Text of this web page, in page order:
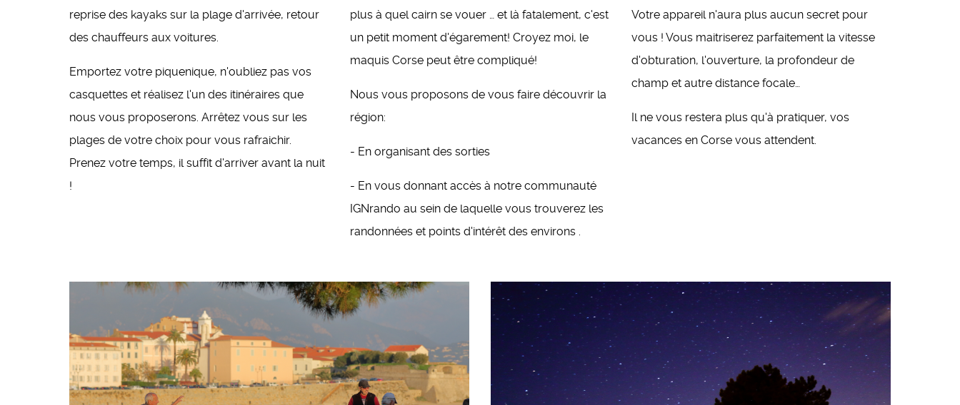
reprise des kayaks sur la plage d'arrivée, retour
des chauffeurs aux voitures.
Emportez votre piquenique, n'oubliez pas vos
casquettes et réalisez l'un des itinéraires que
nous vous proposerons. Arrêtez vous sur les
plages de votre choix pour vous rafraichir.
Prenez votre temps, il suffit d'arriver avant la nuit
!
plus à quel cairn se vouer … et là fatalement, c'est
un petit moment d'égarement! Croyez moi, le
maquis Corse peut être compliqué!
Nous vous proposons de vous faire découvrir la
région:
- En organisant des sorties
- En vous donnant accès à notre communauté
IGNrando au sein de laquelle vous trouverez les
randonnées et points d'intérêt des environs .
Votre appareil n'aura plus aucun secret pour
vous ! Vous maitriserez parfaitement la vitesse
d'obturation, l'ouverture, la profondeur de
champ et autre distance focale…
Il ne vous restera plus qu'à pratiquer, vos
vacances en Corse vous attendent.